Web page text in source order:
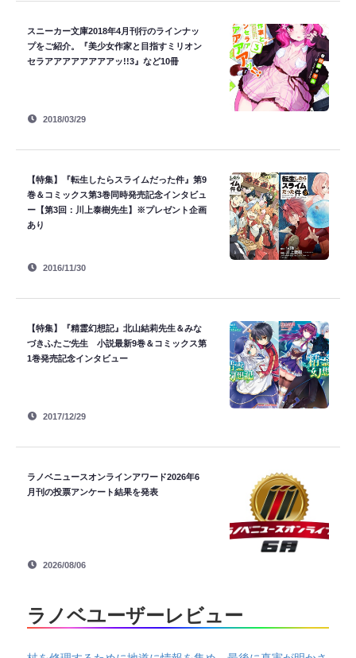
スニーカー文庫2018年4月刊行のラインナッ
プをご紹介。『美少女作家と目指すミリオン
セラアアアアアアアアッ!!3』など10冊
2018/03/29
【特集】『転生したらスライムだった件』第9
巻＆コミックス第3巻同時発売記念インタビュ
ー【第3回：川上泰樹先生】※プレゼント企画
あり
2016/11/30
【特集】『精霊幻想記』北山結莉先生＆みな
づきふたご先生 小説最新9巻＆コミックス第
1巻発売記念インタビュー
2017/12/29
ラノベニュースオンラインアワード2026年6
月刊の投票アンケート結果を発表
2026/08/06
ラノベユーザーレビュー